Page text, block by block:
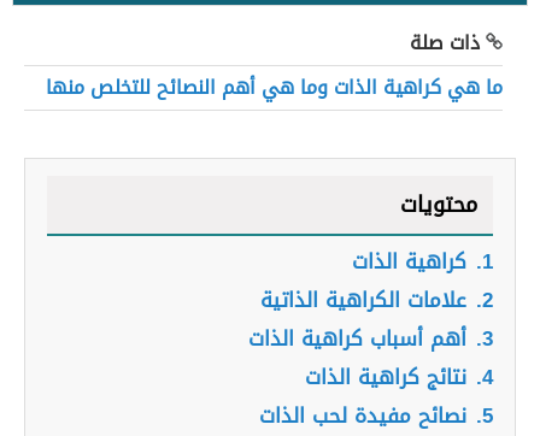
ذات صلة
ما هي كراهية الذات وما هي أهم النصائح للتخلص منها
محتويات
1. كراهية الذات
2. علامات الكراهية الذاتية
3. أهم أسباب كراهية الذات
4. نتائج كراهية الذات
5. نصائح مفيدة لحب الذات